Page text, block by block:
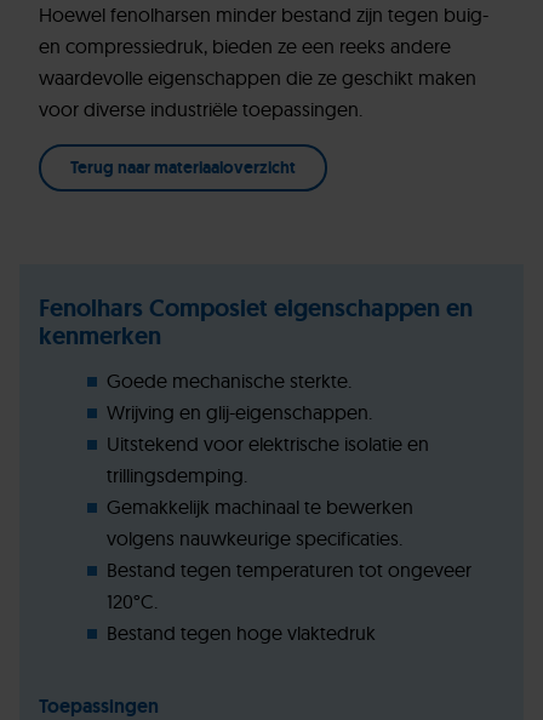
Hoewel fenolharsen minder bestand zijn tegen buig-
en compressiedruk, bieden ze een reeks andere
waardevolle eigenschappen die ze geschikt maken
voor diverse industriële toepassingen.
Terug naar materiaaloverzicht
Fenolhars Composiet eigenschappen en
kenmerken
Goede mechanische sterkte.
Wrijving en glij-eigenschappen.
Uitstekend voor elektrische isolatie en
trillingsdemping.
Gemakkelijk machinaal te bewerken
volgens nauwkeurige specificaties.
Bestand tegen temperaturen tot ongeveer
120°C.
Bestand tegen hoge vlaktedruk
Toepassingen